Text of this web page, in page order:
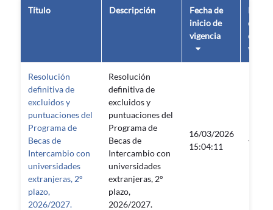
Título Descripción
Fecha de
inicio de
vigencia
Fecha
de fin
de
Resolución
definitiva de
excluidos y
puntuaciones del
Programa de
Becas de
Intercambio con
universidades
extranjeras, 2º
plazo,
2026/2027.
Resolución
definitiva de
excluidos y
puntuaciones del
Programa de
Becas de
Intercambio con
universidades
extranjeras, 2º
plazo,
2026/2027.
16/03/2026
15:04:11
—